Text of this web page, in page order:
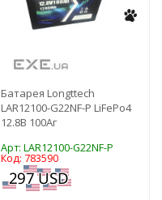
Батарея Longttech
LAR12100-G22NF-P LiFePo4
12.8В 100Аг
Арт: LAR12100-G22NF-P
Код: 783590